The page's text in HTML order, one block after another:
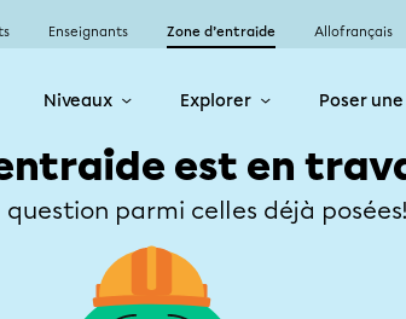
Enseignants Zone d’entraide Allofrançais
Niveaux Explorer Poser
est en
parmi celles déjà posées!